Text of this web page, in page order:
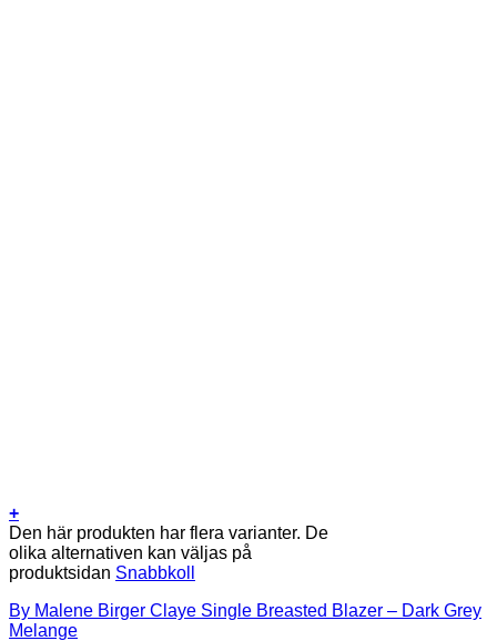
+
Den här produkten har flera varianter. De
olika alternativen kan väljas på
produktsidan Snabbkoll
By Malene Birger Claye Single Breasted Blazer – Dark Grey
Melange